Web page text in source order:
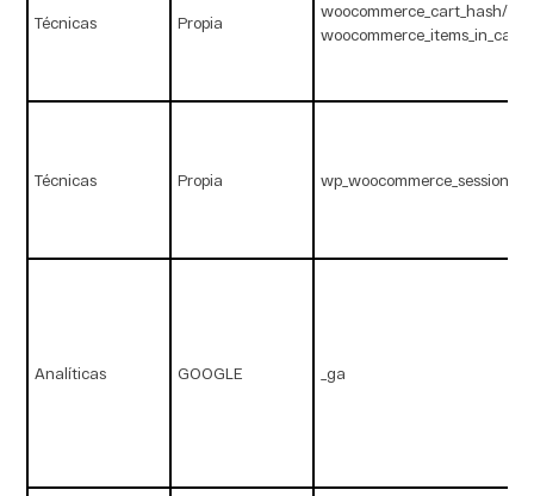
Técnicas Propia
woocommerce_cart_hash/
woocommerce_items_in_cart
Técnicas Propia wp_woocommerce_session_
Analíticas GOOGLE _ga